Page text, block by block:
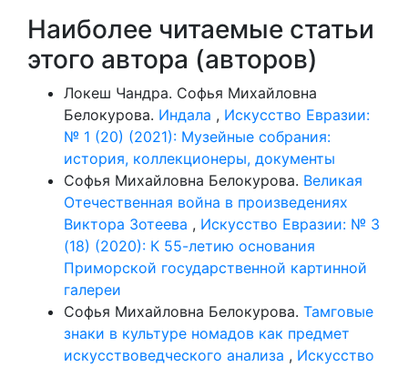
Наиболее читаемые статьи
этого автора (авторов)
Локеш Чандра. Софья Михайловна
Белокурова. Индала , Искусство Евразии:
№ 1 (20) (2021): Музейные собрания:
история, коллекционеры, документы
Софья Михайловна Белокурова. Великая
Отечественная война в произведениях
Виктора Зотеева , Искусство Евразии: № 3
(18) (2020): К 55-летию основания
Приморской государственной картинной
галереи
Софья Михайловна Белокурова. Тамговые
знаки в культуре номадов как предмет
искусствоведческого анализа , Искусство